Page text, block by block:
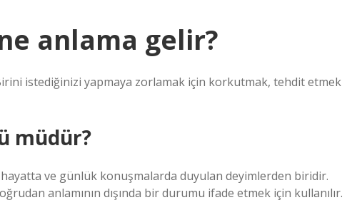
anlama gelir?
istediğinizi yapmaya zorlamak için korkutmak, tehdit etmek
müdür?
ve günlük konuşmalarda duyulan deyimlerden biridir.
anlamının dışında bir durumu ifade etmek için kullanılır.